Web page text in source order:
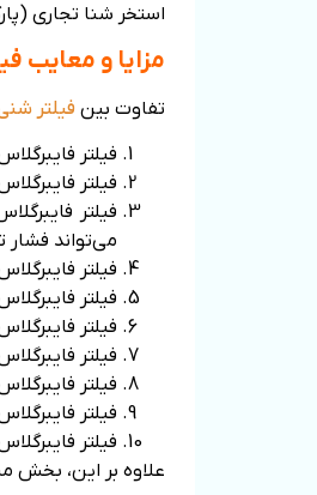
استخر شنا تجاری
مزایا و معایب
تفاوت بین فیلتر
فیلتر فایبرگلاس نسبت
فیلتر
می‌تواند فشار تا 8 بار را تحمل
فیلتر
فیلتر
فیلتر
فیلتر
فیلتر
فیلتر
فیلتر
علاوه بر این، بخش